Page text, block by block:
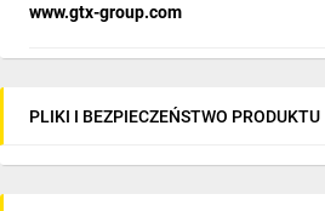
www.gtx-group.com
PLIKI I BEZPIECZEŃSTWO PRODUKTU